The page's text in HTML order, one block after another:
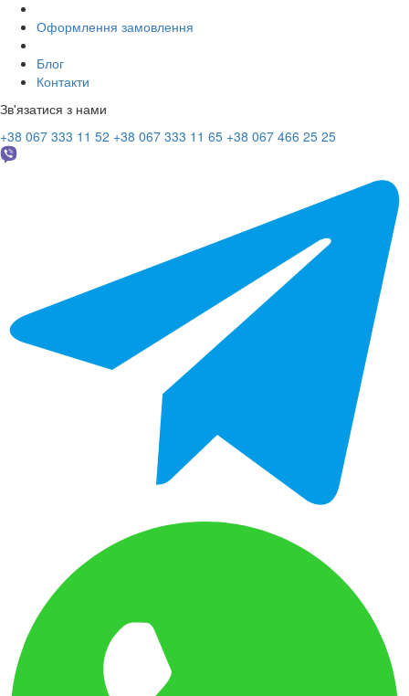
Оформлення замовлення
Блог
Контакти
Зв'язатися з нами
+38 067 333 11 52 +38 067 333 11 65 +38 067 466 25 25